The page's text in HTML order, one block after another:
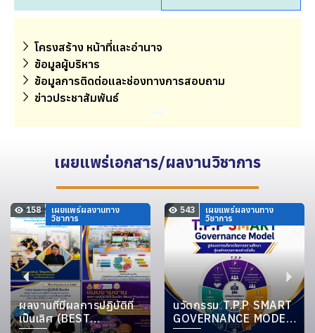
โครงสร้าง หน้าที่และอำนาจ
ข้อมูลผู้บริหาร
ข้อมูลการติดต่อและช่องทางการสอบถาม
ข่าวประชาสัมพันธ์
เผยแพร่เอกสาร/ผลงานวิชาการ
158
เผยแพร่ผลงานทาง
วิชาการ
ผลงานที่มีผลการปฏิบัติที่
เป็นเลิศ (BEST
543
เผยแพร่ผลงานทาง
วิชาการ
นวัตกรรม T.P.P SMART
GOVERNANCE MODEL